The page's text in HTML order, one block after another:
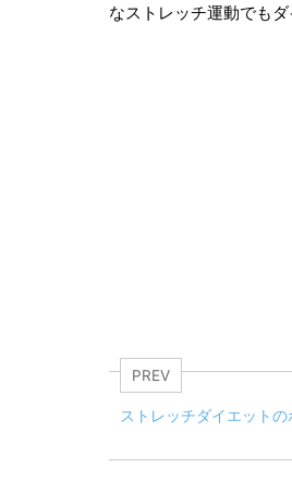
なストレッチ運動でも
PREV
ストレッチダイエットの